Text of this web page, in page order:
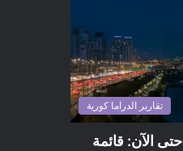
تقارير الدراما كورية
أفضل الدراما الكورية 2026 حتى الآن: قائمة